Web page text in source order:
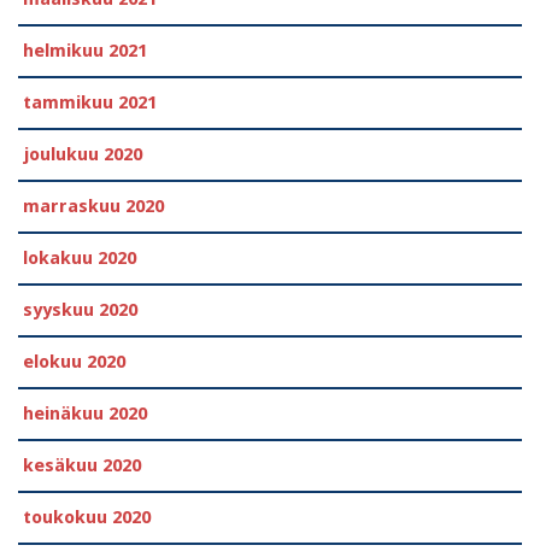
helmikuu 2021
tammikuu 2021
joulukuu 2020
marraskuu 2020
lokakuu 2020
syyskuu 2020
elokuu 2020
heinäkuu 2020
kesäkuu 2020
toukokuu 2020